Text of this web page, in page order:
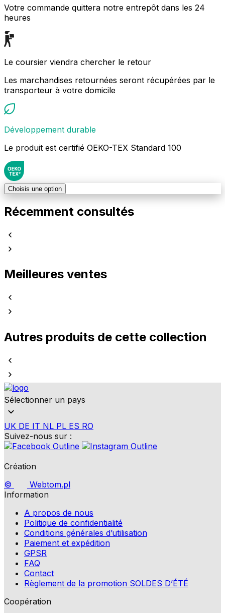
Votre commande quittera notre entrepôt dans les 24
heures
Le coursier viendra chercher le retour
Les marchandises retournées seront récupérées par le
transporteur à votre domicile
Développement durable
Le produit est certifié OEKO-TEX Standard 100
Choisis une option
Récemment consultés
Meilleures ventes
Autres produits de cette collection
Sélectionner un pays
UK DE IT NL PL ES RO
Suivez-nous sur :
Création
©
Webtom.pl
Information
A propos de nous
Politique de confidentialité
Conditions générales d’utilisation
Paiement et expédition
GPSR
FAQ
Contact
Règlement de la promotion SOLDES D’ÉTÉ
Coopération